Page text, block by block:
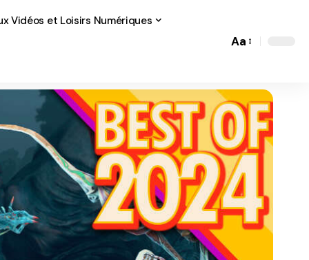
Vidéos et Loisirs Numériques
Font
Aa